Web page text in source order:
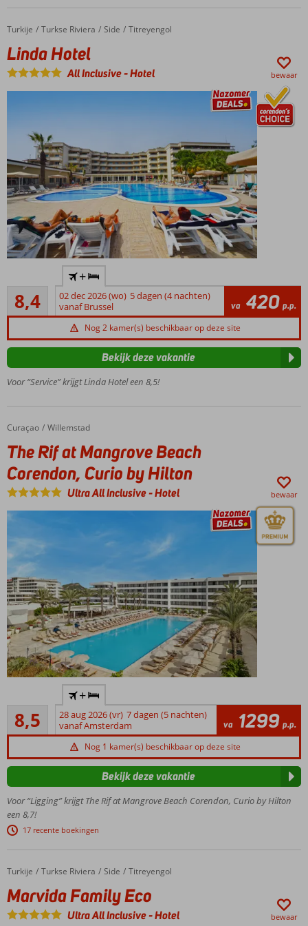
voor de
Home
Turkije Turkse Riviera Side Titreyengol
Linda Hotel
Linda Hotel
All Inclusive-Hotel bewaar
Al jarenlang
favoriet
familiehotel
met een
privéstrand
Ga van de
waterglijbanen
het relaxbad
Entertainmentactiviteiten
Verblijf met
het hele
gezin in een
comfortabele
familiekamer
8,4Zeer goed
591
beoordelingen
+
02 dec 2026 (wo) 5 dagen (4 nachten)
vanaf Brussel
va 420 p.p.
Nog 2 kamer(s) beschikbaar op deze site
Voor “Service” krijgt Linda Hotel een 8,5!
Bekijk deze vakantie
Home
Curaçao Willemstad
The Rif at Mangrove Beach Corendon, Curio by Hilton
The Rif at Mangrove Beach
Corendon, Curio by Hilton
Ultra All Inclusive-Hotel bewaar
Een Curio
by Hilton
hotel
Splinternieuw
5-
sterrenresort
Met privé
zandstrand
en nabij
Willemstad
kamers
suites
Keuze uit
8,5
Aanrader
796
beoordelingen
+
28 aug 2026 (vr) 7 dagen (5 nachten)
vanaf Amsterdam
va 1299 p.p.
Nog 1 kamer(s) beschikbaar op deze site
Voor “Ligging” krijgt The Rif at Mangrove Beach Corendon, Curio by Hilton
een 8,7!
17 recente boekingen
Bekijk deze vakantie
Home
Turkije Turkse Riviera Side Titreyengol
Marvida Family Eco
Marvida Family Eco
Ultra All Inclusive-Hotel bewaar